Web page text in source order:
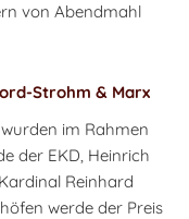
von Abendmahl
Strohm & Marx
im Rahmen
der EKD, Heinrich
Reinhard
werde der Preis